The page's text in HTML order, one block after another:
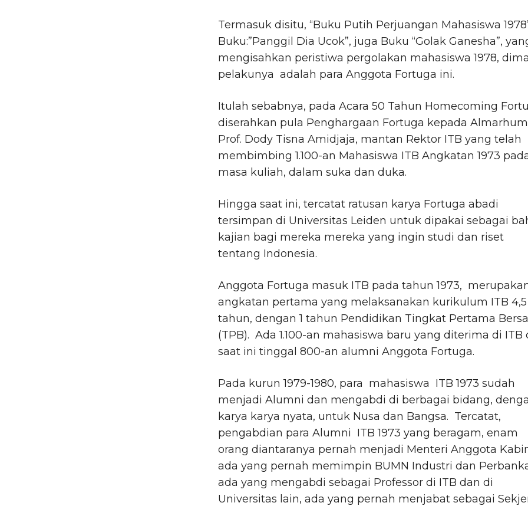
Termasuk disitu, “Buku Putih Perjuangan Mahasiswa
Buku:”Panggil Dia Ucok”, juga Buku “Golak Ganesha”,
mengisahkan peristiwa pergolakan mahasiswa 1978,
pelakunya adalah para Anggota Fortuga ini.
Itulah sebabnya, pada Acara 50 Tahun Homecoming
diserahkan pula Penghargaan Fortuga kepada Almarhum
Prof. Dody Tisna Amidjaja, mantan Rektor ITB yang telah
membimbing 1.100-an Mahasiswa ITB Angkatan 1973
masa kuliah, dalam suka dan duka.
Hingga saat ini, tercatat ratusan karya Fortuga abadi
tersimpan di Universitas Leiden untuk dipakai sebagai
kajian bagi mereka mereka yang ingin studi dan riset
tentang Indonesia.
Anggota Fortuga masuk ITB pada tahun 1973,
angkatan pertama yang melaksanakan kurikulum ITB 4,5
tahun, dengan 1 tahun Pendidikan Tingkat Pertama
(TPB). Ada 1.100-an mahasiswa baru yang diterima di ITB
saat ini tinggal 800-an alumni Anggota Fortuga.
Pada kurun 1979-1980, para mahasiswa ITB 1973 sudah
menjadi Alumni dan mengabdi di berbagai bidang,
karya karya nyata, untuk Nusa dan Bangsa. Tercatat,
pengabdian para Alumni ITB 1973 yang beragam, enam
orang diantaranya pernah menjadi Menteri Anggota
ada yang pernah memimpin BUMN Industri dan
ada yang mengabdi sebagai Professor di ITB dan di
Universitas lain, ada yang pernah menjabat sebagai